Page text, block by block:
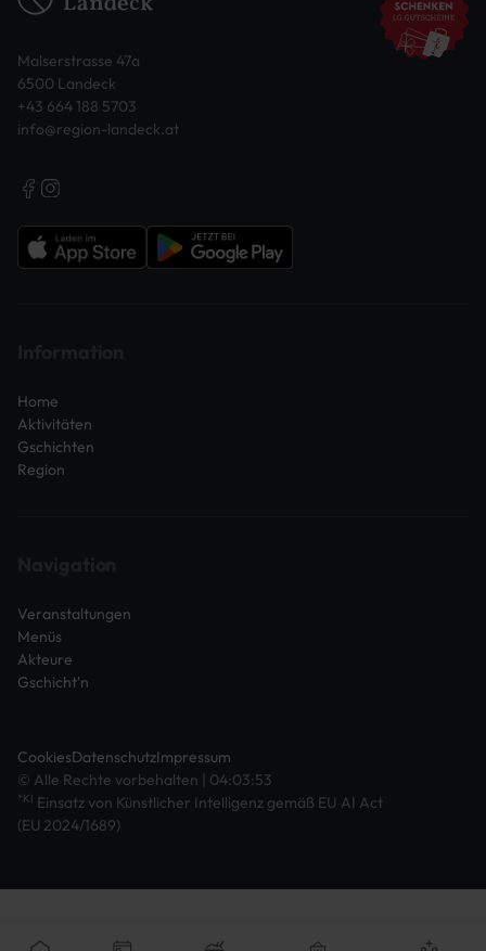
Malserstrasse 47a
6500 Landeck
+43 664 188 5703
info@region-landeck.at
Home
Aktivitäten
Gschichten
Region
Veranstaltungen
Menüs
Akteure
Gschicht'n
© Alle Rechte vorbehalten | 04:03:53
*KI Einsatz von Künstlicher Intelligenz gemäß EU AI Act
(EU 2024/1689)
CookiesDatenschutzImpressum